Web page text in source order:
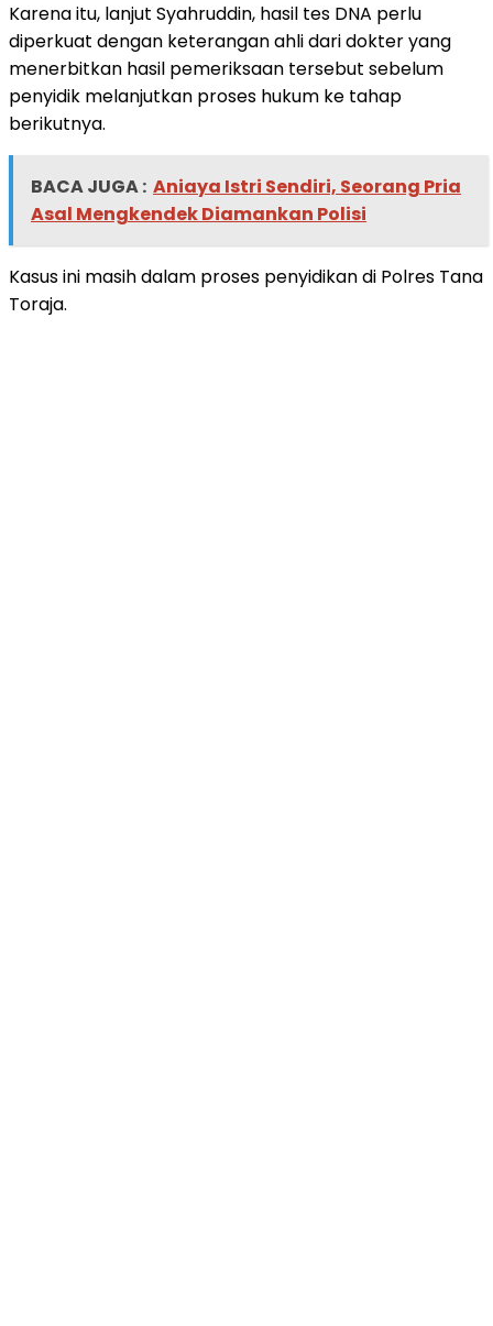
Karena itu, lanjut Syahruddin, hasil tes DNA perlu
diperkuat dengan keterangan ahli dari dokter yang
menerbitkan hasil pemeriksaan tersebut sebelum
penyidik melanjutkan proses hukum ke tahap
berikutnya.
BACA JUGA : Aniaya Istri Sendiri, Seorang Pria
Asal Mengkendek Diamankan Polisi
Kasus ini masih dalam proses penyidikan di Polres Tana
Toraja.